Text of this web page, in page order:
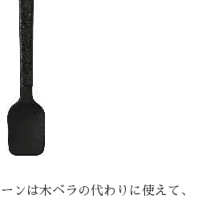
ンは木ベラの代わりに使えて、